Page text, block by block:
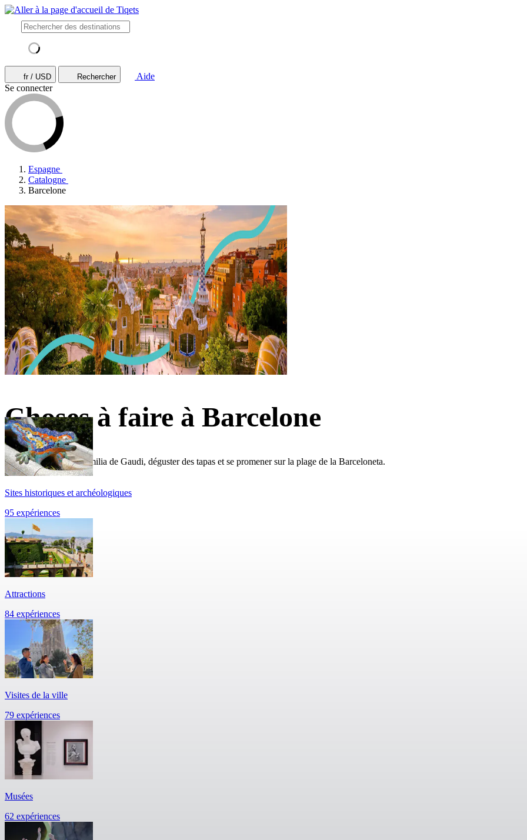
fr / USD Rechercher
Aide
Se connecter
Espagne
Catalogne
Barcelone
Choses à faire à Barcelone
Admirer la Sagrada Familia de Gaudi, déguster des tapas et se promener sur la plage de la Barceloneta.
Sites historiques et archéologiques
95 expériences
Attractions
84 expériences
Visites de la ville
79 expériences
Musées
62 expériences